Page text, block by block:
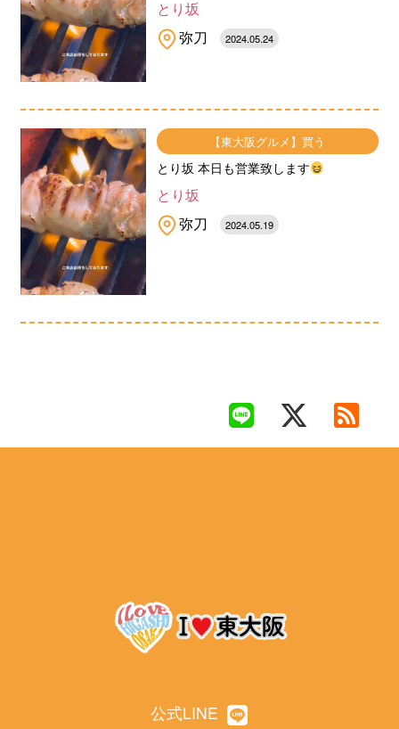
とり坂
弥刀
2024.05.24
【東大阪グルメ】買う
とり坂 本日も営業致します
とり坂
弥刀
2024.05.19
公式LINE